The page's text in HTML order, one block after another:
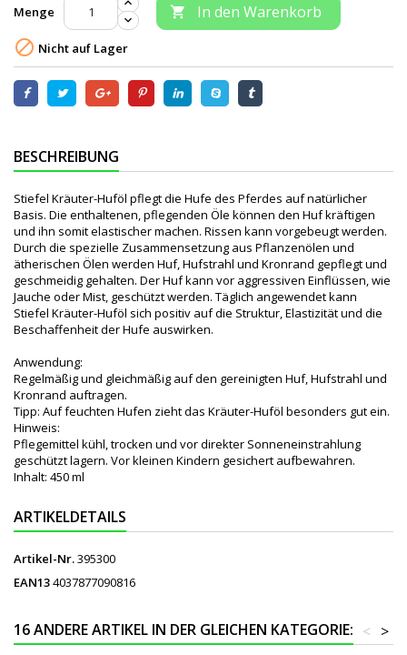
Menge  In den Warenkorb
 Nicht auf Lager
BESCHREIBUNG
Stiefel Kräuter-Huföl pflegt die Hufe des Pferdes auf natürlicher
Basis. Die enthaltenen, pflegenden Öle können den Huf kräftigen
und ihn somit elastischer machen. Rissen kann vorgebeugt werden.
Durch die spezielle Zusammensetzung aus Pflanzenölen und
ätherischen Ölen werden Huf, Hufstrahl und Kronrand gepflegt und
geschmeidig gehalten. Der Huf kann vor aggressiven Einflüssen, wie
Jauche oder Mist, geschützt werden. Täglich angewendet kann
Stiefel Kräuter-Huföl sich positiv auf die Struktur, Elastizität und die
Beschaffenheit der Hufe auswirken.
Anwendung:
Regelmäßig und gleichmäßig auf den gereinigten Huf, Hufstrahl und
Kronrand auftragen.
Tipp: Auf feuchten Hufen zieht das Kräuter-Huföl besonders gut ein.
Hinweis:
Pflegemittel kühl, trocken und vor direkter Sonneneinstrahlung
geschützt lagern. Vor kleinen Kindern gesichert aufbewahren.
Inhalt: 450 ml
ARTIKELDETAILS
Artikel-Nr.395300
EAN134037877090816
16 ANDERE ARTIKEL IN DER GLEICHEN KATEGORIE: >
<